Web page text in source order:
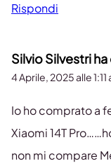
Rispondi
Silvio Silvestri
4 Aprile, 2025 alle 1:11
Io ho comprato a
Xiaomi 14T
non mi compare